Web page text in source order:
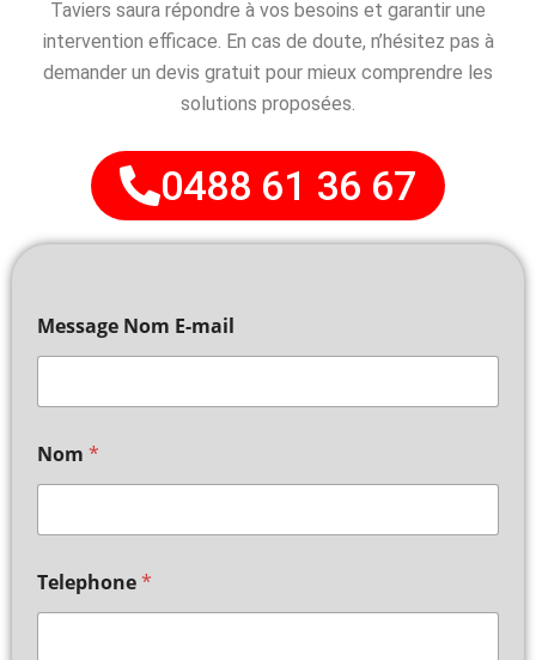
Taviers saura répondre à vos besoins et garantir une
intervention efficace. En cas de doute, n’hésitez pas à
demander un devis gratuit pour mieux comprendre les
solutions proposées.
0488 61 36 67
Message Nom E-mail
Nom *
Telephone*